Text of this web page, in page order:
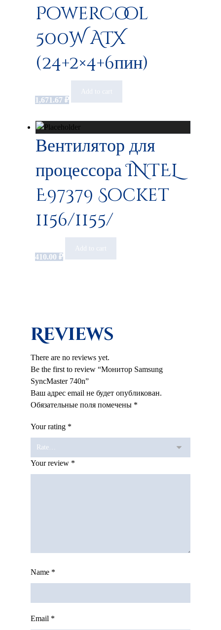
PowerCool
500W ATX
(24+2×4+6пин)
1,671.67₽
Add to cart
Вентилятор для
процессора INTEL
E97379 Socket
1156/1155/
410.00₽
Add to cart
Reviews
There are no reviews yet.
Be the first to review “Монитор Samsung
SyncMaster 740n”
Ваш адрес email не будет опубликован.
Обязательные поля помечены *
Your rating *
Your review *
Name *
Email *